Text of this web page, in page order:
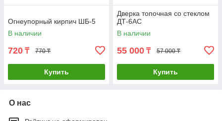
Огнеупорный кирпич ШБ-5
В наличии
720 ₸ 770 ₸
Купить
Дверка топочная со стеклом
ДТ-6АС
В наличии
55 000 ₸ 57 000 ₸
Купить
О нас